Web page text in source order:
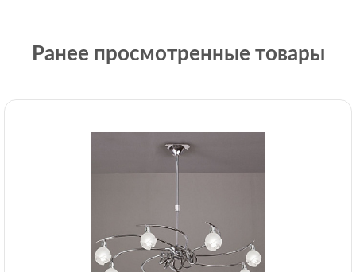
Ранее просмотренные товары